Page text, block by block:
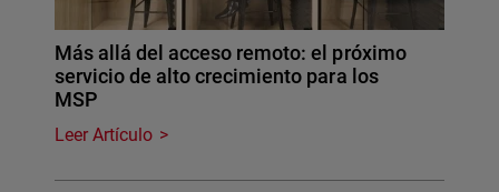
Más allá del acceso remoto: el próximo
servicio de alto crecimiento para los
MSP
Leer Artículo